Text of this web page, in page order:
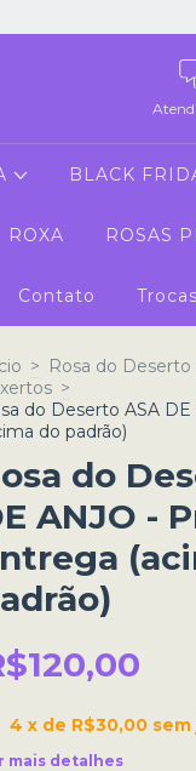
BLACK
ROXA ROSAS
Contato
> Rosa do Deserto
>
do Deserto ASA
do padrão)
do
ANJO -
4 x de R$30,00
mais detalhes